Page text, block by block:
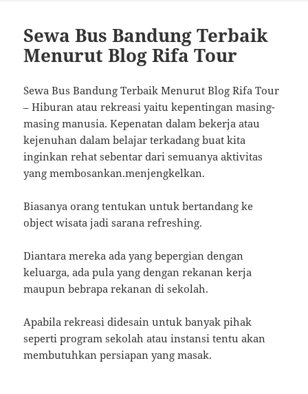
Sewa Bus Bandung Terbaik
Menurut Blog Rifa Tour
Sewa Bus Bandung Terbaik Menurut Blog Rifa Tour
– Hiburan atau rekreasi yaitu kepentingan masing-
masing manusia. Kepenatan dalam bekerja atau
kejenuhan dalam belajar terkadang buat kita
inginkan rehat sebentar dari semuanya aktivitas
yang membosankan.menjengkelkan.
Biasanya orang tentukan untuk bertandang ke
object wisata jadi sarana refreshing.
Diantara mereka ada yang bepergian dengan
keluarga, ada pula yang dengan rekanan kerja
maupun bebrapa rekanan di sekolah.
Apabila rekreasi didesain untuk banyak pihak
seperti program sekolah atau instansi tentu akan
membutuhkan persiapan yang masak.